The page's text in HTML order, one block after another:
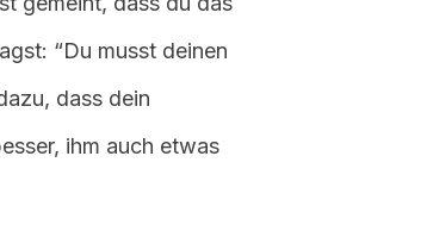
“Du musst deinen
dass dein
ihm auch etwas